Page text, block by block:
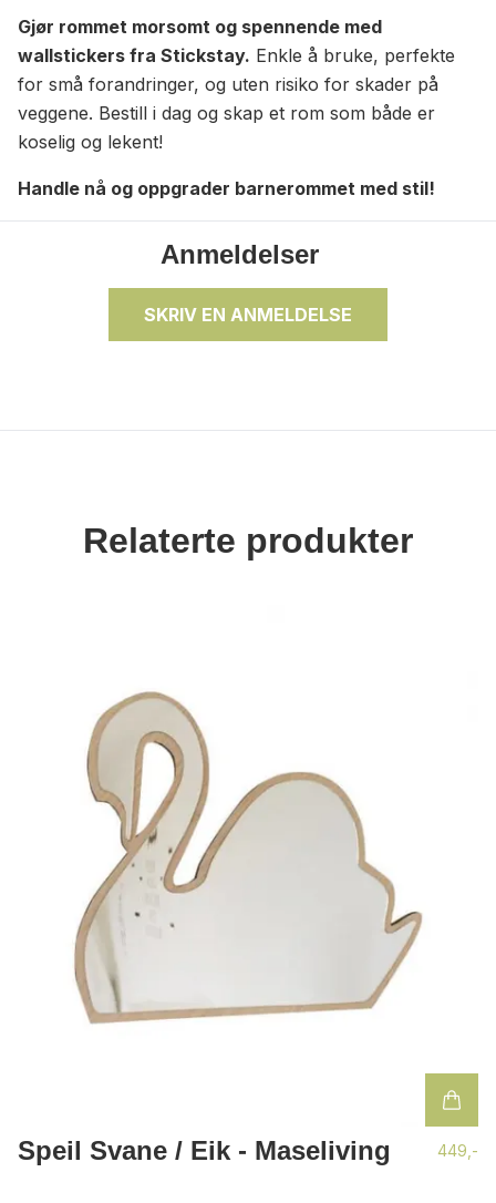
Gjør rommet morsomt og spennende med
wallstickers fra Stickstay. Enkle å bruke, perfekte
for små forandringer, og uten risiko for skader på
veggene. Bestill i dag og skap et rom som både er
koselig og lekent!
Handle nå og oppgrader barnerommet med stil!
Anmeldelser
SKRIV EN ANMELDELSE
Relaterte produkter
Speil Svane / Eik - Maseliving 449,-